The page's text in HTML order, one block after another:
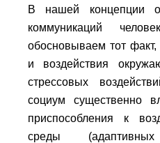
В нашей концепции
коммуникаций
обосновываем тот
и воздействия
стрессовых
социум существенно
приспособления к
среды